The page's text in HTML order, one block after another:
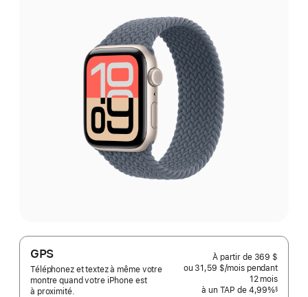
GPS
Téléphonez et textez à même votre
montre quand votre iPhone est
à proximité.
À partir de 369 $
ou 31,59 $/mois par
mois
pendant
12 mois
à un TAP de 4,99%§